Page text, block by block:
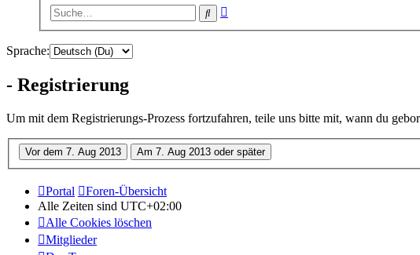
Suche
Sprache:
- Registrierung
Um mit dem Registrierungs-Prozess fortzufahren, teile uns bitte mit, wann du
Portal
Foren-Übersicht
Alle Zeiten sind UTC+02:00
Alle Cookies löschen
Mitglieder